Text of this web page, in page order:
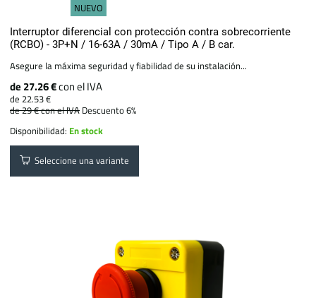
NUEVO
Interruptor diferencial con protección contra sobrecorriente
(RCBO) - 3P+N / 16-63A / 30mA / Tipo A / B car.
Asegure la máxima seguridad y fiabilidad de su instalación...
de 27.26 €con el IVA
de 22.53 €
de 29 €con el IVA Descuento 6%
Disponibilidad: En stock
Seleccione una variante